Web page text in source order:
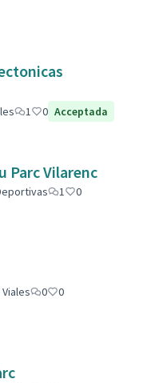
1 0 Acceptada
Parc Vilarenc
1
0
0
0